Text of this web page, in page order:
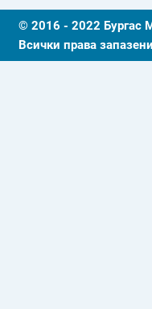
© 2016 - 2022 Бургас
Всички права